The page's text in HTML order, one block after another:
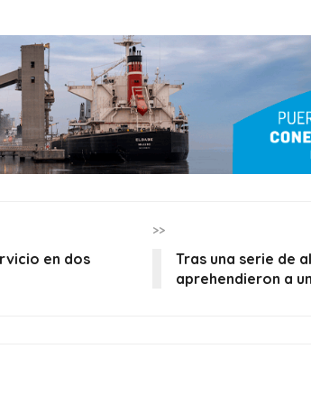
en dos
>>
Tras una serie de
aprehendieron a